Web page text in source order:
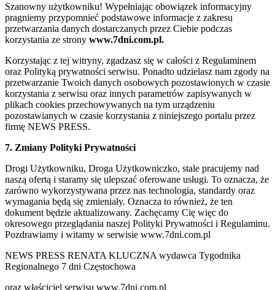
Szanowny użytkowniku! Wypełniając obowiązek informacyjny
pragniemy przypomnieć podstawowe informacje z zakresu
przetwarzania danych dostarczanych przez Ciebie podczas
korzystania ze strony www.7dni.com.pl.
Korzystając z tej witryny, zgadzasz się w całości z Regulaminem
oraz Polityką prywatności serwisu. Ponadto udzielasz nam zgody na
przetwarzanie Twoich danych osobowych pozostawionych w czasie
korzystania z serwisu oraz innych parametrów zapisywanych w
plikach cookies przechowywanych na tym urządzeniu
pozostawianych w czasie korzystania z niniejszego portalu przez
firmę NEWS PRESS.
7. Zmiany Polityki Prywatności
Drogi Użytkowniku, Droga Użytkowniczko, stale pracujemy nad
naszą ofertą i staramy się ulepszać oferowane usługi. To oznacza, że
zarówno wykorzystywana przez nas technologia, standardy oraz
wymagania będą się zmieniały. Oznacza to również, że ten
dokument będzie aktualizowany. Zachęcamy Cię więc do
okresowego przeglądania naszej Polityki Prywatności i Regulaminu.
Pozdrawiamy i witamy w serwisie www.7dni.com.pl
NEWS PRESS RENATA KLUCZNA wydawca Tygodnika
Regionalnego 7 dni Częstochowa
oraz właściciel serwisu www.7dni.com.pl